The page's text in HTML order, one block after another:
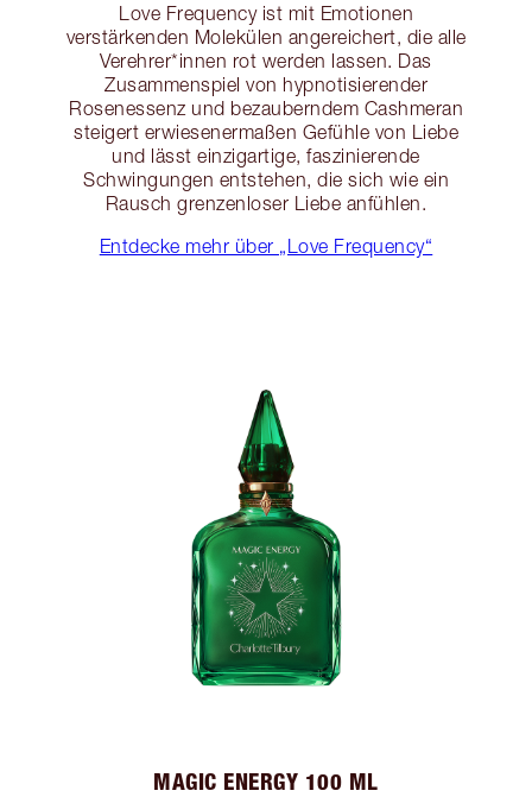
Love Frequency ist mit Emotionen
verstärkenden Molekülen angereichert, die alle
Verehrer*innen rot werden lassen. Das
Zusammenspiel von hypnotisierender
Rosenessenz und bezauberndem Cashmeran
steigert erwiesenermaßen Gefühle von Liebe
und lässt einzigartige, faszinierende
Schwingungen entstehen, die sich wie ein
Rausch grenzenloser Liebe anfühlen.
Entdecke mehr über „Love Frequency“
MAGIC ENERGY 100 ML